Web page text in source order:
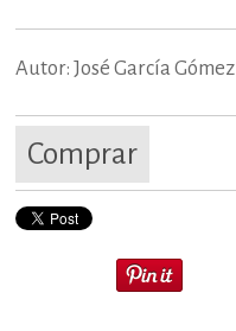
Autor: José García Gómez
Comprar